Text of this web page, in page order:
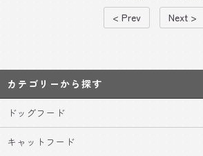
< Prev Next >
カテゴリーから探す
ドッグフード
キャットフード